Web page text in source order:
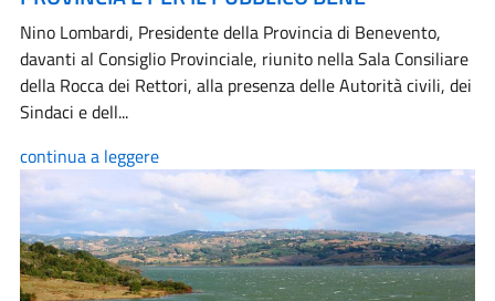
Nino Lombardi, Presidente della Provincia di Benevento,
davanti al Consiglio Provinciale, riunito nella Sala Consiliare
della Rocca dei Rettori, alla presenza delle Autorità civili, dei
Sindaci e dell...
continua a leggere